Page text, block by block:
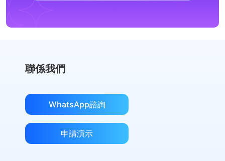
聯係我們
WhatsApp諮詢
申請演示